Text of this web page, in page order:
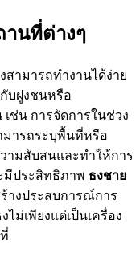
านที่ต่างๆ
สามารถทำงานได้ง่าย
บฝูงชนหรือ
ช่น การจัดการในช่วง
ารถระบุพื้นที่หรือ
ามสับสนและทำให้การ
มีประสิทธิภาพ ธงชาย
างประสบการณ์การ
ม่เพียงแต่เป็นเครื่อง